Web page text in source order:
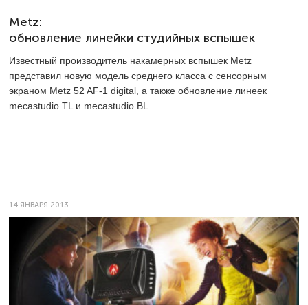
Metz:
обновление линейки студийных вспышек
Известный производитель накамерных вспышек Metz
представил новую модель среднего класса с сенсорным
экраном Metz 52 AF-1 digital, а также обновление линеек
mecastudio TL и mecastudio BL.
14 ЯНВАРЯ 2013